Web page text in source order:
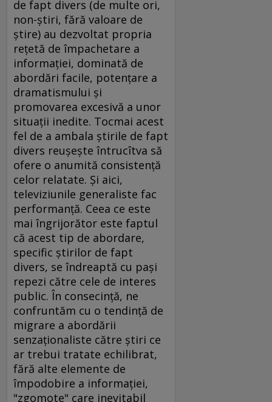
de fapt divers (de multe ori,
non-ştiri, fără valoare de
ştire) au dezvoltat propria
reţetă de împachetare a
informaţiei, dominată de
abordări facile, potenţare a
dramatismului şi
promovarea excesivă a unor
situaţii inedite. Tocmai acest
fel de a ambala ştirile de fapt
divers reuşeşte întrucîtva să
ofere o anumită consistenţă
celor relatate. Şi aici,
televiziunile generaliste fac
performanţă. Ceea ce este
mai îngrijorător este faptul
că acest tip de abordare,
specific ştirilor de fapt
divers, se îndreaptă cu paşi
repezi către cele de interes
public. În consecinţă, ne
confruntăm cu o tendinţă de
migrare a abordării
senzaţionaliste către ştiri ce
ar trebui tratate echilibrat,
fără alte elemente de
împodobire a informaţiei,
"zgomote" care inevitabil